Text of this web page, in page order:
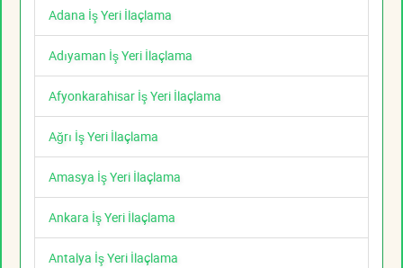
Adana İş Yeri İlaçlama
Adıyaman İş Yeri İlaçlama
Afyonkarahisar İş Yeri İlaçlama
Ağrı İş Yeri İlaçlama
Amasya İş Yeri İlaçlama
Ankara İş Yeri İlaçlama
Antalya İş Yeri İlaçlama